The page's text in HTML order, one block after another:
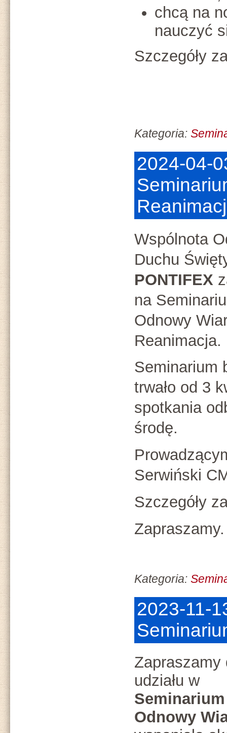
chcą na
nauczyć
Szczegóły
Kategoria:
2024-04-
Wspólnota
Duchu
PONTIFEX
na
Odnowy
Reanimacja.
Seminarium
trwało od 3
spotkania
środę.
Serwiński
Szczegóły
Zapraszamy.
Kategoria:
2023-11-
Zapraszamy
udziału w
Seminarium
Odnowy